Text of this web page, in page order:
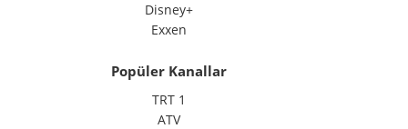
Disney+
Exxen
Popüler Kanallar
TRT 1
ATV